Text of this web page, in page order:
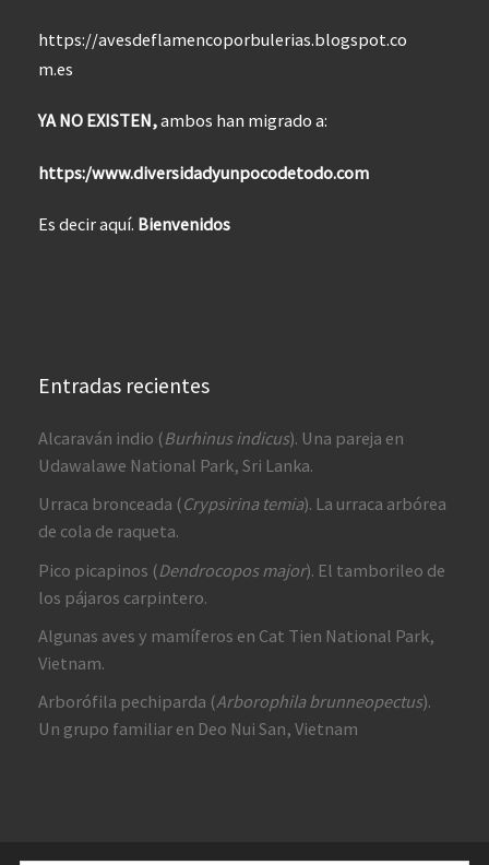
https://avesdeflamencoporbulerias.blogspot.co
m.es
YA NO EXISTEN,ambos han migrado a:
https:/www.diversidadyunpocodetodo.com
Es decir aquí. Bienvenidos
Entradas recientes
Alcaraván indio (Burhinus indicus). Una pareja en
Udawalawe National Park, Sri Lanka.
Urraca bronceada (Crypsirina temia). La urraca arbórea
de cola de raqueta.
Pico picapinos (Dendrocopos major). El tamborileo de
los pájaros carpintero.
Algunas aves y mamíferos en Cat Tien National Park,
Vietnam.
Arborófila pechiparda (Arborophila brunneopectus).
Un grupo familiar en Deo Nui San, Vietnam